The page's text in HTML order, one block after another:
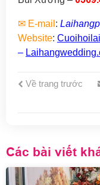
✉ E-mail :
Website:
–
Về trang trước
Các bài viết